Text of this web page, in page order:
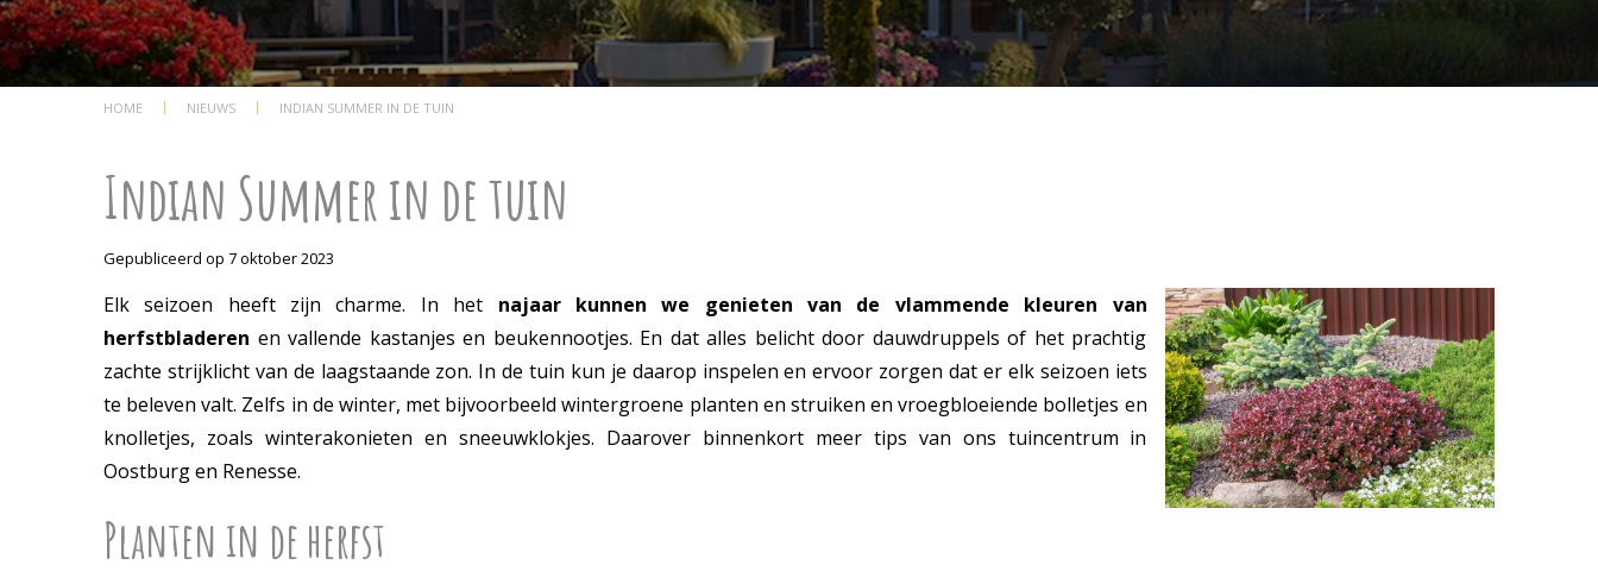
HOME NIEUWS INDIAN SUMMER IN DE TUIN
Indian Summer in de tuin
Gepubliceerd op 7 oktober 2023
Elk seizoen heeft zijn charme. In het najaar kunnen we genieten van de vlammende kleuren van
herfstbladeren en vallende kastanjes en beukennootjes. En dat alles belicht door dauwdruppels of het prachtig
zachte strijklicht van de laagstaande zon. In de tuin kun je daarop inspelen en ervoor zorgen dat er elk seizoen iets
te beleven valt. Zelfs in de winter, met bijvoorbeeld wintergroene planten en struiken en vroegbloeiende bolletjes en
knolletjes, zoals winterakonieten en sneeuwklokjes. Daarover binnenkort meer tips van ons tuincentrum in
Oostburg en Renesse.
Planten in de herfst